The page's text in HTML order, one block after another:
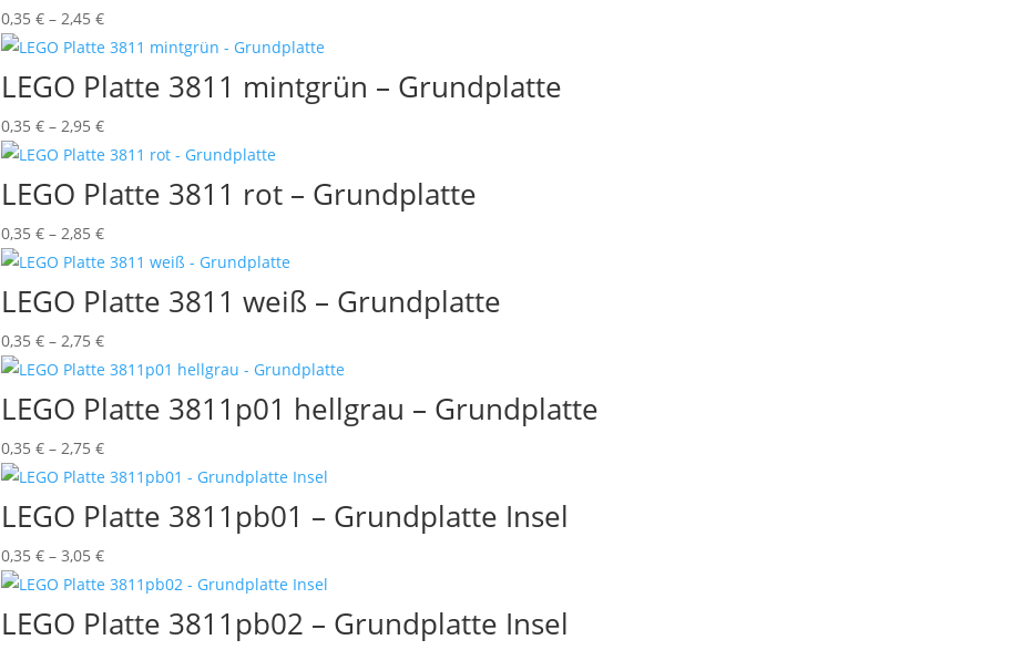
0,35 € – 2,45 €Preisspanne:
0,35 €
bis
2,45 €
LEGO Platte 3811 mintgrün – Grundplatte
0,35 € – 2,95 €Preisspanne:
0,35 €
bis
2,95 €
LEGO Platte 3811 rot – Grundplatte
0,35 € – 2,85 €Preisspanne:
0,35 €
bis
2,85 €
LEGO Platte 3811 weiß – Grundplatte
0,35 € – 2,75 €Preisspanne:
0,35 €
bis
2,75 €
LEGO Platte 3811p01 hellgrau – Grundplatte
0,35 € – 2,75 €Preisspanne:
0,35 €
bis
2,75 €
LEGO Platte 3811pb01 – Grundplatte Insel
0,35 € – 3,05 €Preisspanne:
0,35 €
bis
3,05 €
LEGO Platte 3811pb02 – Grundplatte Insel